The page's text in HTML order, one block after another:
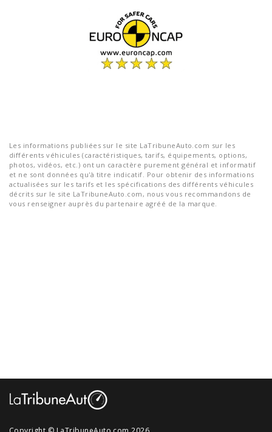
Les informations publiées sur le site LaTribuneAuto.com sur les
différents véhicules (caractéristiques, tarifs, équipements, options,
photos, vidéos, etc.) ont un caractère purement général et informatif
et ne sont données qu'à titre indicatif. Pour obtenir des informations
actualisées sur les tarifs et les spécifications des différents véhicules
décrits sur le site LaTribuneAuto.com, nous vous recommandons de
vous renseigner auprès du partenaire agréé de la marque.